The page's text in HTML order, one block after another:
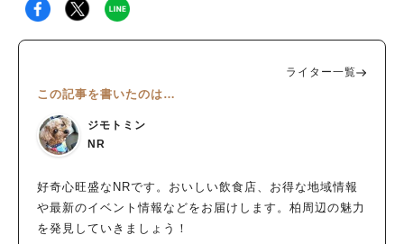
ライター一覧
この記事を書いたのは…
ジモトミン
NR
好奇心旺盛なNRです。おいしい飲食店、お得な地域情報
や最新のイベント情報などをお届けします。柏周辺の魅力
を発見していきましょう！